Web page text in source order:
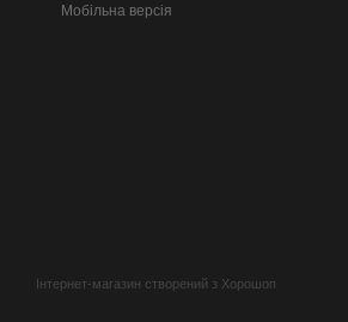
Мобільна версія
Інтернет-магазин створений з Хорошоп